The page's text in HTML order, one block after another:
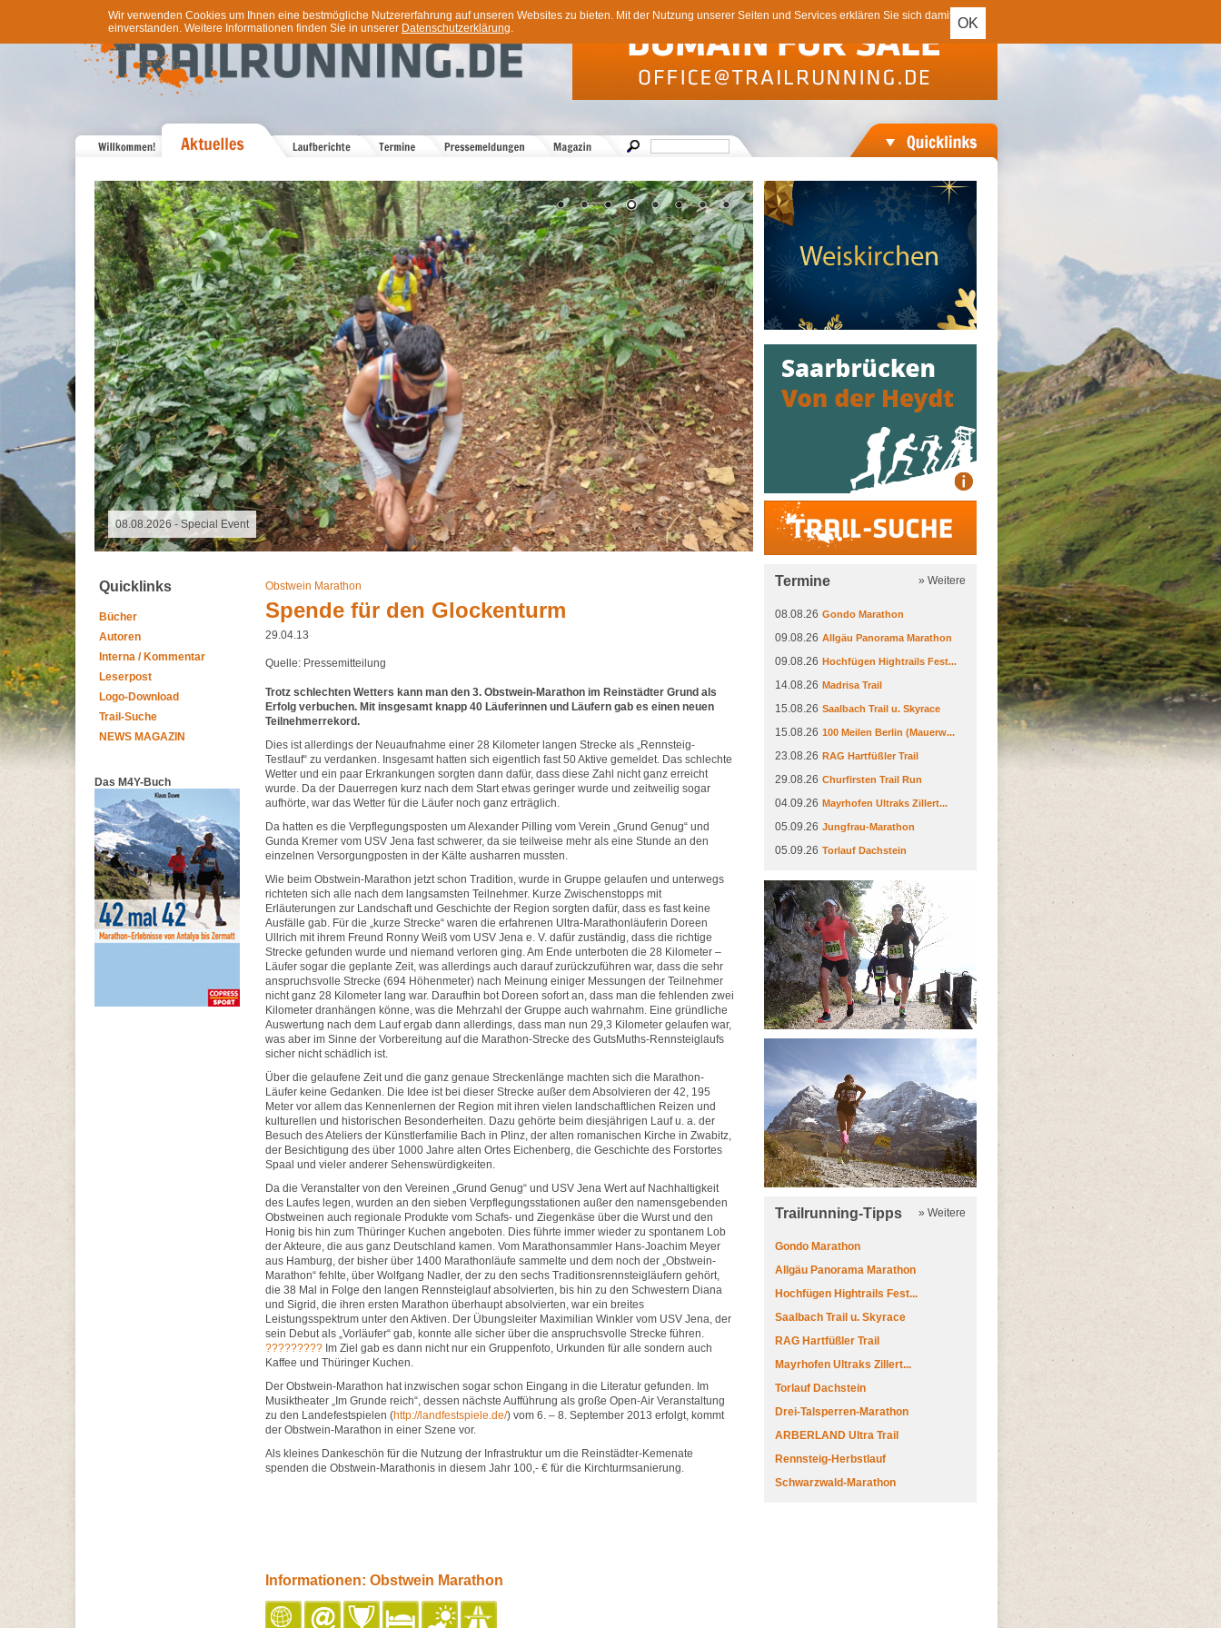
OK
Wir verwenden Cookies um Ihnen eine bestmögliche Nutzererfahrung auf unseren Websites zu bieten. Mit der Nutzung unserer Seiten und Services erklären Sie sich damit
einverstanden. Weitere Informationen finden Sie in unserer Datenschutzerklärung.
09.11.2025 - Spalter Freiheit Hügelland Trailrun
Trail-Suche
Quicklinks
Bücher
Autoren
Interna / Kommentar
Leserpost
Logo-Download
Trail-Suche
NEWS MAGAZIN
Das M4Y-Buch
Obstwein Marathon
Spende für den Glockenturm
29.04.13
Quelle: Pressemitteilung
Trotz schlechten Wetters kann man den 3. Obstwein-Marathon im Reinstädter Grund als
Erfolg verbuchen. Mit insgesamt knapp 40 Läuferinnen und Läufern gab es einen neuen
Teilnehmerrekord.
Dies ist allerdings der Neuaufnahme einer 28 Kilometer langen Strecke als „Rennsteig-
Testlauf“ zu verdanken. Insgesamt hatten sich eigentlich fast 50 Aktive gemeldet. Das schlechte
Wetter und ein paar Erkrankungen sorgten dann dafür, dass diese Zahl nicht ganz erreicht
wurde. Da der Dauerregen kurz nach dem Start etwas geringer wurde und zeitweilig sogar
aufhörte, war das Wetter für die Läufer noch ganz erträglich.
Da hatten es die Verpflegungsposten um Alexander PiIling vom Verein „Grund Genug“ und
Gunda Kremer vom USV Jena fast schwerer, da sie teilweise mehr als eine Stunde an den
einzelnen Versorgungposten in der Kälte ausharren mussten.
Wie beim Obstwein-Marathon jetzt schon Tradition, wurde in Gruppe gelaufen und unterwegs
richteten sich alle nach dem langsamsten Teilnehmer. Kurze Zwischenstopps mit
Erläuterungen zur Landschaft und Geschichte der Region sorgten dafür, dass es fast keine
Ausfälle gab. Für die „kurze Strecke“ waren die erfahrenen Ultra-Marathonläuferin Doreen
Ullrich mit ihrem Freund Ronny Weiß vom USV Jena e. V. dafür zuständig, dass die richtige
Strecke gefunden wurde und niemand verloren ging. Am Ende unterboten die 28 Kilometer –
Läufer sogar die geplante Zeit, was allerdings auch darauf zurückzuführen war, dass die sehr
anspruchsvolle Strecke (694 Höhenmeter) nach Meinung einiger Messungen der Teilnehmer
nicht ganz 28 Kilometer lang war. Daraufhin bot Doreen sofort an, dass man die fehlenden zwei
Kilometer dranhängen könne, was die Mehrzahl der Gruppe auch wahrnahm. Eine gründliche
Auswertung nach dem Lauf ergab dann allerdings, dass man nun 29,3 Kilometer gelaufen war,
was aber im Sinne der Vorbereitung auf die Marathon-Strecke des GutsMuths-Rennsteiglaufs
sicher nicht schädlich ist.
Über die gelaufene Zeit und die ganz genaue Streckenlänge machten sich die Marathon-
Läufer keine Gedanken. Die Idee ist bei dieser Strecke außer dem Absolvieren der 42, 195
Meter vor allem das Kennenlernen der Region mit ihren vielen landschaftlichen Reizen und
kulturellen und historischen Besonderheiten. Dazu gehörte beim diesjährigen Lauf u. a. der
Besuch des Ateliers der Künstlerfamilie Bach in Plinz, der alten romanischen Kirche in Zwabitz,
der Besichtigung des über 1000 Jahre alten Ortes Eichenberg, die Geschichte des Forstortes
Spaal und vieler anderer Sehenswürdigkeiten.
Da die Veranstalter von den Vereinen „Grund Genug“ und USV Jena Wert auf Nachhaltigkeit
des Laufes legen, wurden an den sieben Verpflegungsstationen außer den namensgebenden
Obstweinen auch regionale Produkte vom Schafs- und Ziegenkäse über die Wurst und den
Honig bis hin zum Thüringer Kuchen angeboten. Dies führte immer wieder zu spontanem Lob
der Akteure, die aus ganz Deutschland kamen. Vom Marathonsammler Hans-Joachim Meyer
aus Hamburg, der bisher über 1400 Marathonläufe sammelte und dem noch der „Obstwein-
Marathon“ fehlte, über Wolfgang Nadler, der zu den sechs Traditionsrennsteigläufern gehört,
die 38 Mal in Folge den langen Rennsteiglauf absolvierten, bis hin zu den Schwestern Diana
und Sigrid, die ihren ersten Marathon überhaupt absolvierten, war ein breites
Leistungsspektrum unter den Aktiven. Der Übungsleiter Maximilian Winkler vom USV Jena, der
sein Debut als „Vorläufer“ gab, konnte alle sicher über die anspruchsvolle Strecke führen.
????????? Im Ziel gab es dann nicht nur ein Gruppenfoto, Urkunden für alle sondern auch
Kaffee und Thüringer Kuchen.
Der Obstwein-Marathon hat inzwischen sogar schon Eingang in die Literatur gefunden. Im
Musiktheater „Im Grunde reich“, dessen nächste Aufführung als große Open-Air Veranstaltung
zu den Landefestspielen (http://landfestspiele.de/) vom 6. – 8. September 2013 erfolgt, kommt
der Obstwein-Marathon in einer Szene vor.
Als kleines Dankeschön für die Nutzung der Infrastruktur um die Reinstädter-Kemenate
spenden die Obstwein-Marathonis in diesem Jahr 100,- € für die Kirchturmsanierung.
Informationen: Obstwein Marathon
Termine » Weitere
08.08.26 Gondo Marathon
09.08.26 Allgäu Panorama Marathon
09.08.26 Hochfügen Hightrails Fest...
14.08.26 Madrisa Trail
15.08.26 Saalbach Trail u. Skyrace
15.08.26 100 Meilen Berlin (Mauerw...
23.08.26 RAG Hartfüßler Trail
29.08.26 Churfirsten Trail Run
04.09.26 Mayrhofen Ultraks Zillert...
05.09.26 Jungfrau-Marathon
05.09.26 Torlauf Dachstein
Trailrunning-Tipps » Weitere
Gondo Marathon
Allgäu Panorama Marathon
Hochfügen Hightrails Fest...
Saalbach Trail u. Skyrace
RAG Hartfüßler Trail
Mayrhofen Ultraks Zillert...
Torlauf Dachstein
Drei-Talsperren-Marathon
ARBERLAND Ultra Trail
Rennsteig-Herbstlauf
Schwarzwald-Marathon